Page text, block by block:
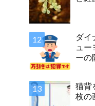
ダイ
ュ
ーの
猫背
枚の